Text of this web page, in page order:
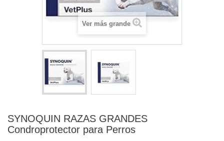
Ver más grande
SYNOQUIN RAZAS GRANDES
Condroprotector para Perros